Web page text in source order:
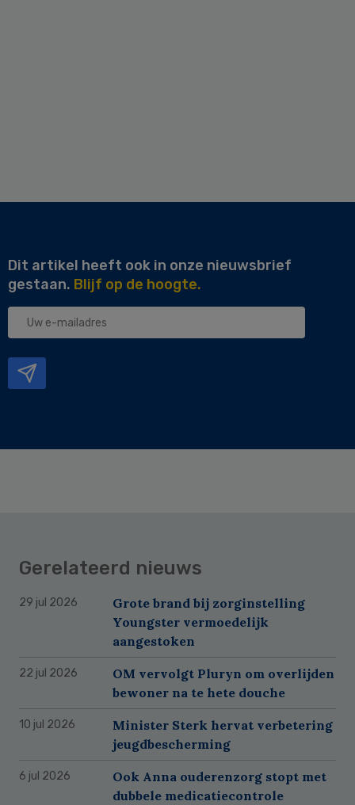
Dit artikel heeft ook in onze nieuwsbrief
gestaan. Blijf op de hoogte.
Uw
Gerelateerd nieuws
29 jul 2026
Grote brand bij zorginstelling
Youngster vermoedelijk
aangestoken
22 jul 2026
OM vervolgt Pluryn om overlijden
bewoner na te hete douche
10 jul 2026
Minister Sterk hervat verbetering
jeugdbescherming
6 jul 2026
Ook Anna ouderenzorg stopt met
dubbele medicatiecontrole